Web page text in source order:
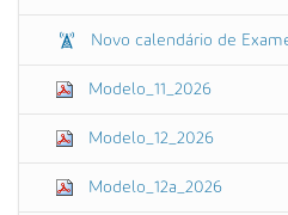
Novo calendário de
Modelo_11_2026
Modelo_12_2026
Modelo_12a_2026